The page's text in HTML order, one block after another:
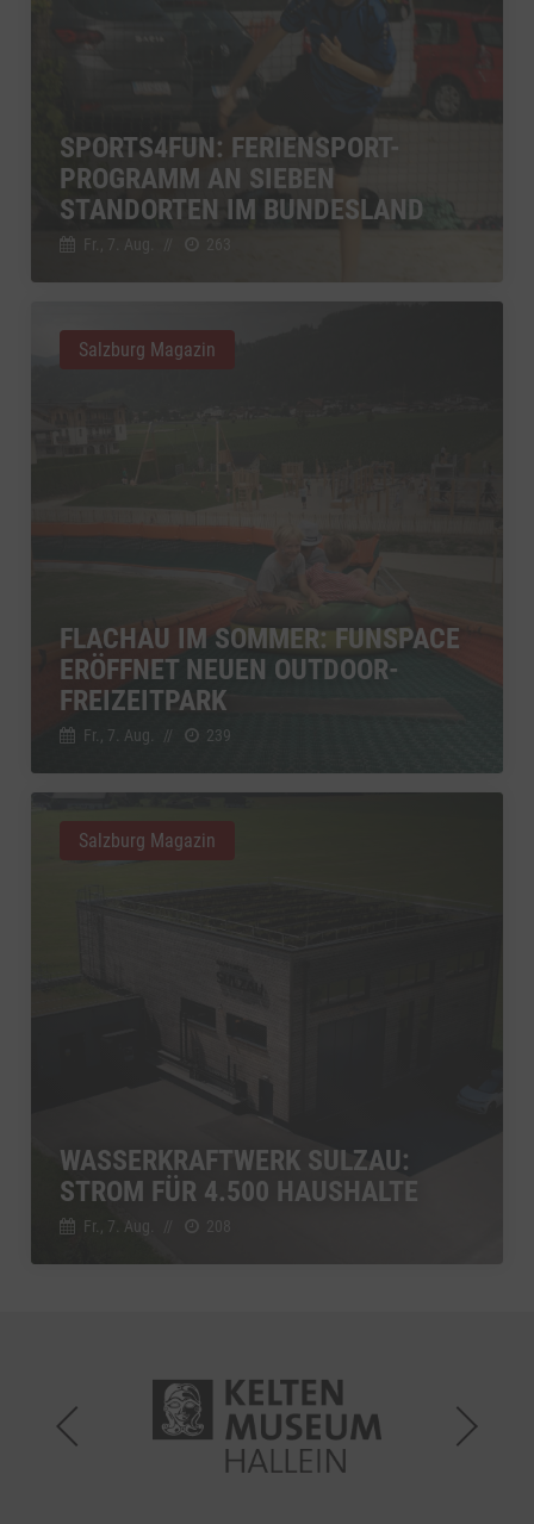
SPORTS4FUN: FERIENSPORT-
PROGRAMM AN SIEBEN
STANDORTEN IM BUNDESLAND
Fr., 7. Aug. 263
FLACHAU IM SOMMER: FUNSPACE
ERÖFFNET NEUEN OUTDOOR-
FREIZEITPARK
Fr., 7. Aug. // 239
Salzburg Magazin
WASSERKRAFTWERK SULZAU:
STROM FÜR 4.500 HAUSHALTE
Fr., 7. Aug.
Salzburg Magazin